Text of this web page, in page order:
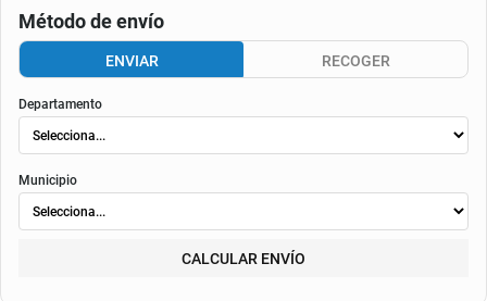
Consulta aquí tu cupo.
El valor final de la cuota dependerá de
la tasa aplicable al momento del otorgamiento del
crédito, de la periodicidad elegida, así como de los costos de fianza, seguro ocostos de
indicados al momento del pago y en el contrato.
Método de envío
ENVIAR